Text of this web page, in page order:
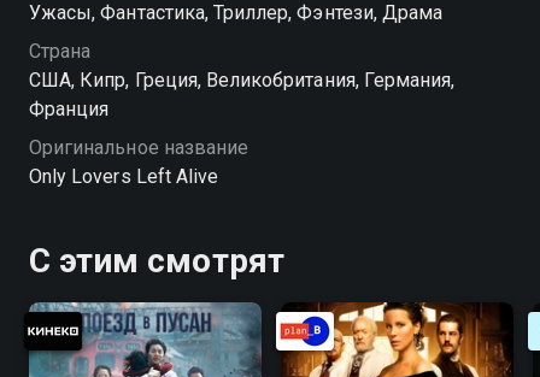
Ужасы, Фантастика, Триллер, Фэнтези, Драма
Страна
США, Кипр, Греция, Великобритания, Германия,
Франция
Оригинальное название
Only Lovers Left Alive
С этим смотрят